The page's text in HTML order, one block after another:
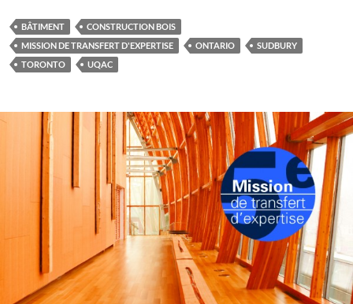
BÂTIMENT
CONSTRUCTION BOIS
MISSION DE TRANSFERT D'EXPERTISE
ONTARIO
SUDBURY
TORONTO
UQAC